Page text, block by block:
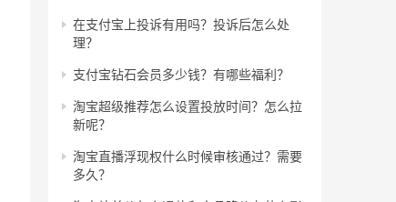
在支付宝上投诉有用吗？投诉后怎么处
理？
支付宝钻石会员多少钱？有哪些福利？
淘宝超级推荐怎么设置投放时间？怎么拉
新呢？
淘宝直播浮现权什么时候审核通过？需要
多久？